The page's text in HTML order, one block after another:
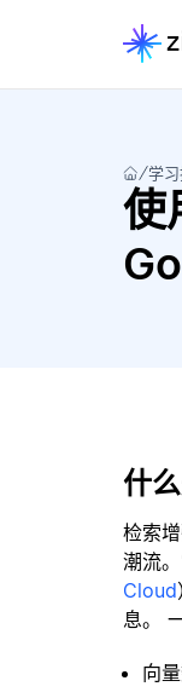
学
使
什
检索
潮流
Cloud
息。
向